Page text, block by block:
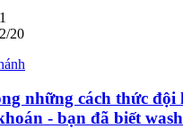
20
những cách thức đội
- bạn đã biết